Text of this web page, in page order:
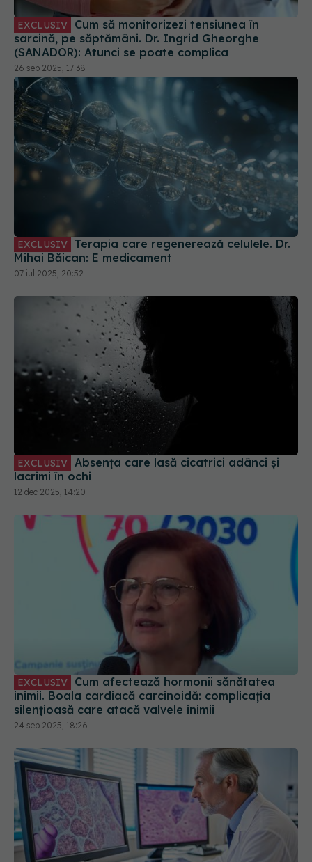
EXCLUSIV
sarcină, pe săptămâni. Dr. Ingrid Gheorghe
(SANADOR): Atunci se poate complica
26 sep 2025, 17:38
EXCLUSIV
Mihai Băican: E medicament
07 iul 2025, 20:52
Absența care lasă cicatrici adânci și
lacrimi în ochi
12 dec 2025, 14:20
EXCLUSIV
Cum afectează hormonii sănătatea
inimii. Boala cardiacă carcinoidă: complicația
silențioasă care atacă valvele inimii
24 sep 2025, 18:26